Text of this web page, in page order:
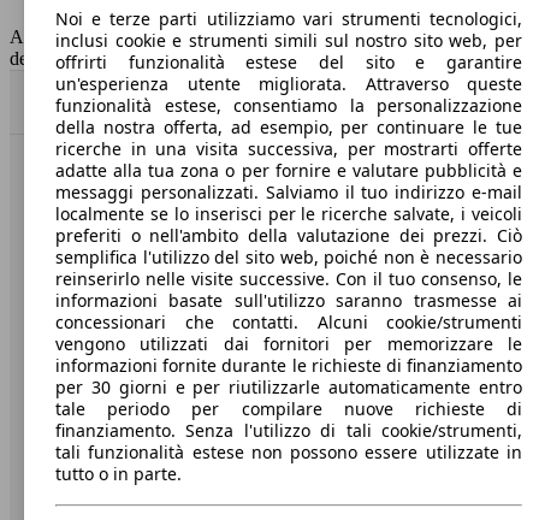
Capacità del serbatoio
50 l
AutoScout24 non si assume alcuna responsabilità per la correttezza
dei dati.
Torna su
Benvenuti su AutoScout24, il mercato auto europeo.
Società
A proposito di AutoScout24
Stampa
Media
Condizioni generali
Informazioni
Privacy
Noi e terze parti utilizziamo vari strumenti tecnologici,
inclusi cookie e strumenti simili sul nostro sito web, per
offrirti funzionalità estese del sito e garantire
un'esperienza utente migliorata. Attraverso queste
funzionalità estese, consentiamo la personalizzazione
della nostra offerta, ad esempio, per continuare le tue
ricerche in una visita successiva, per mostrarti offerte
adatte alla tua zona o per fornire e valutare pubblicità e
messaggi personalizzati. Salviamo il tuo indirizzo e-mail
localmente se lo inserisci per le ricerche salvate, i veicoli
preferiti o nell'ambito della valutazione dei prezzi. Ciò
semplifica l'utilizzo del sito web, poiché non è necessario
reinserirlo nelle visite successive. Con il tuo consenso, le
informazioni basate sull'utilizzo saranno trasmesse ai
concessionari che contatti. Alcuni cookie/strumenti
vengono utilizzati dai fornitori per memorizzare le
informazioni fornite durante le richieste di finanziamento
per 30 giorni e per riutilizzarle automaticamente entro
tale periodo per compilare nuove richieste di
finanziamento. Senza l'utilizzo di tali cookie/strumenti,
tali funzionalità estese non possono essere utilizzate in
tutto o in parte.